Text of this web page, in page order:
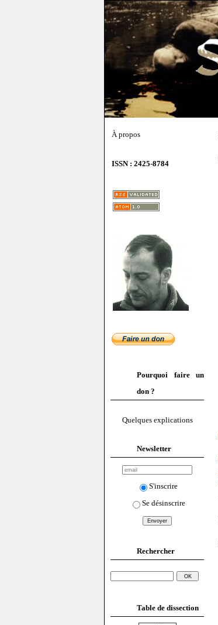
À propos
ISSN : 2425-8784
Pourquoi faire un
don ?
Quelques explications
Newsletter
S'inscrire
Se désinscrire
Rechercher
Table de dissection